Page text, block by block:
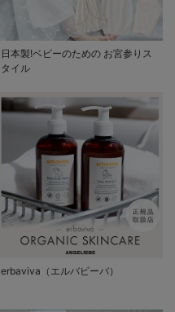
日本製!ベビーのための お宮参りス
タイル
erbaviva（エルバビーバ）